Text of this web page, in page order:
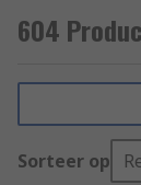
604
Sorteer op